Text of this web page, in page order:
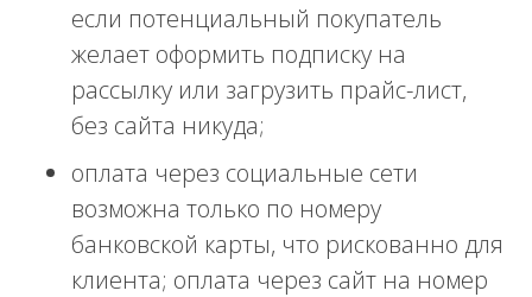
если потенциальный покупатель
желает оформить подписку на
рассылку или загрузить прайс-лист,
без сайта никуда;
оплата через социальные сети
возможна только по номеру
банковской карты, что рискованно для
клиента; оплата через сайт на номер